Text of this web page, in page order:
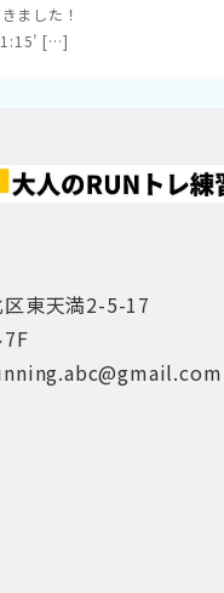
ました！
[…]
東天満2-5-17